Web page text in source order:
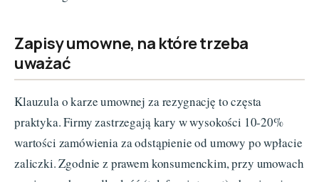
Zapisy umowne, na które trzeba
uważać
Klauzula o karze umownej za rezygnację to częsta
praktyka. Firmy zastrzegają kary w wysokości 10-20%
wartości zamówienia za odstąpienie od umowy po wpłacie
zaliczki. Zgodnie z prawem konsumenckim, przy umowach